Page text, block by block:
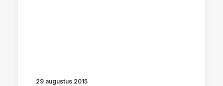
29 augustus 2015